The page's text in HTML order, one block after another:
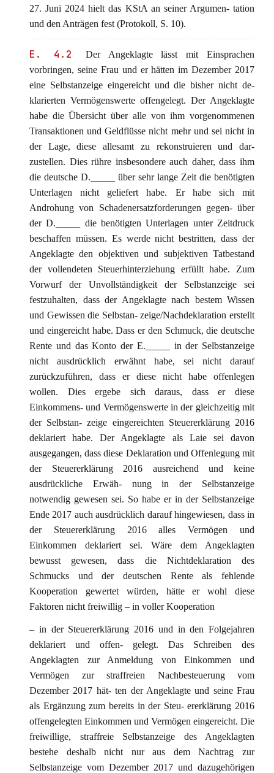
27. Juni 2024 hielt das KStA an seiner Argumen- tation
und den Anträgen fest (Protokoll, S. 10).
E. 4.2
Der Angeklagte lässt mit Einsprachen
vorbringen, seine Frau und er hätten im Dezember 2017
eine Selbstanzeige eingereicht und die bisher nicht de-
klarierten Vermögenswerte offengelegt. Der Angeklagte
habe die Übersicht über alle von ihm vorgenommenen
Transaktionen und Geldflüsse nicht mehr und sei nicht in
der Lage, diese allesamt zu rekonstruieren und dar-
zustellen. Dies rühre insbesondere auch daher, dass ihm
die deutsche D._____ über sehr lange Zeit die benötigten
Unterlagen nicht geliefert habe. Er habe sich mit
Androhung von Schadenersatzforderungen gegen- über
der D._____ die benötigten Unterlagen unter Zeitdruck
beschaffen müssen. Es werde nicht bestritten, dass der
Angeklagte den objektiven und subjektiven Tatbestand
der vollendeten Steuerhinterziehung erfüllt habe. Zum
Vorwurf der Unvollständigkeit der Selbstanzeige sei
festzuhalten, dass der Angeklagte nach bestem Wissen
und Gewissen die Selbstan- zeige/Nachdeklaration erstellt
und eingereicht habe. Dass er den Schmuck, die deutsche
Rente und das Konto der E._____ in der Selbstanzeige
nicht ausdrücklich erwähnt habe, sei nicht darauf
zurückzuführen, dass er diese nicht habe offenlegen
wollen. Dies ergebe sich daraus, dass er diese
Einkommens- und Vermögenswerte in der gleichzeitig mit
der Selbstan- zeige eingereichten Steuererklärung 2016
deklariert habe. Der Angeklagte als Laie sei davon
ausgegangen, dass diese Deklaration und Offenlegung mit
der Steuererklärung 2016 ausreichend und keine
ausdrückliche Erwäh- nung in der Selbstanzeige
notwendig gewesen sei. So habe er in der Selbstanzeige
Ende 2017 auch ausdrücklich darauf hingewiesen, dass in
der Steuererklärung 2016 alles Vermögen und
Einkommen deklariert sei. Wäre dem Angeklagten
bewusst gewesen, dass die Nichtdeklaration des
Schmucks und der deutschen Rente als fehlende
Kooperation gewertet würden, hätte er wohl diese
Faktoren nicht freiwillig – in voller Kooperation
– in der Steuererklärung 2016 und in den Folgejahren
deklariert und offen- gelegt. Das Schreiben des
Angeklagten zur Anmeldung von Einkommen und
Vermögen zur straffreien Nachbesteuerung vom
Dezember 2017 hät- ten der Angeklagte und seine Frau
als Ergänzung zum bereits in der Steu- ererklärung 2016
offengelegten Einkommen und Vermögen eingereicht. Die
freiwillige, straffreie Selbstanzeige des Angeklagten
bestehe deshalb nicht nur aus dem Nachtrag zur
Selbstanzeige vom Dezember 2017 und dazugehörigen